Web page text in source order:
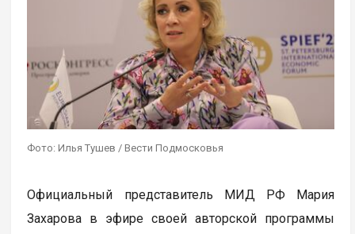
Фото: Илья Тушев / Вести Подмосковья
Официальный представитель МИД РФ Мария
Захарова в эфире своей авторской программы